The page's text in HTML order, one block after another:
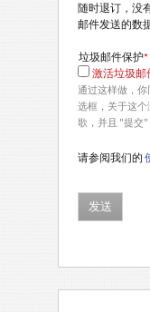
随时退订，没
邮件发送的数
垃圾邮件保护*
激活垃圾邮
通过这样做，你
选框，关于这
歌，并且 "提交"
请参阅我们的